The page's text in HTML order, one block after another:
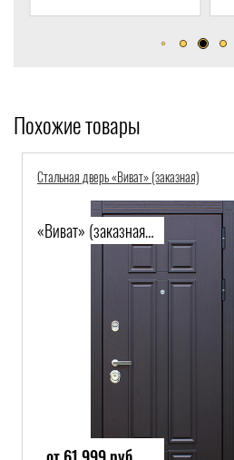
Похожие товары
Стальная дверь «Виват» (заказная)
«Виват» (заказная)-576